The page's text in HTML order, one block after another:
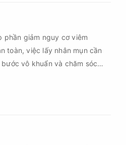
phần giảm nguy cơ viêm
toàn, việc lấy nhân mụn cần
vô khuẩn và chăm sóc